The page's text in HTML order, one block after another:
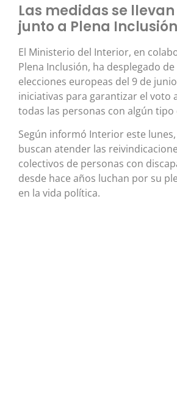
Las medidas se
junto a Plena
El Ministerio del Interior, en
Plena Inclusión, ha desplegado de
elecciones europeas del 9 de
iniciativas para garantizar el voto
todas las personas con algún tipo
Según informó Interior este
buscan atender las
colectivos de personas con
desde hace años luchan por su
en la vida política.